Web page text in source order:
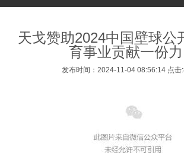
天戈赞助2024中国壁球公
育事业贡献一份力
发布时间：2024-11-04 08:56:14 点击